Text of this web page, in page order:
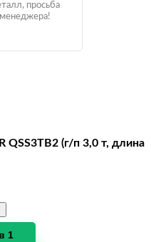
просьба
менеджера!
QSS3TB2 (г/п 3,0 т, длина
1